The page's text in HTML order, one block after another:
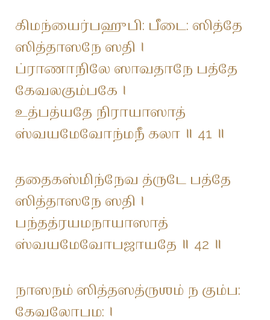
கிமந்யைர்பஹுபி: பீடை: ஸித்தே
ஸித்தாஸநே ஸதி ।
ப்ராணாநிலே ஸாவதாநே பத்தே
கேவலகும்பகே ।
உத்பத்யதே நிராயாஸாத்
ஸ்வயமேவோந்மநீ கலா ॥ 41 ॥
ததைகஸ்மிந்நேவ த்ருடே பத்தே
ஸித்தாஸநே ஸதி ।
பந்தத்ரயமநாயாஸாத்
ஸ்வயமேவோபஜாயதே ॥ 42 ॥
நாஸநம் ஸித்தஸத்ருஶம் ந கும்ப:
கேவலோபம: ।